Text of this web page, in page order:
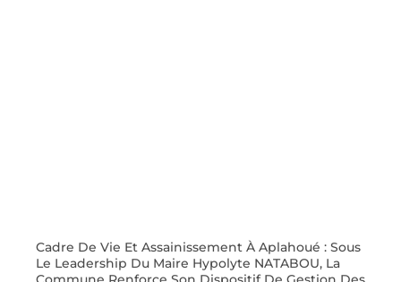
Cadre De Vie Et Assainissement À Aplahoué : Sous
Le Leadership Du Maire Hypolyte NATABOU, La